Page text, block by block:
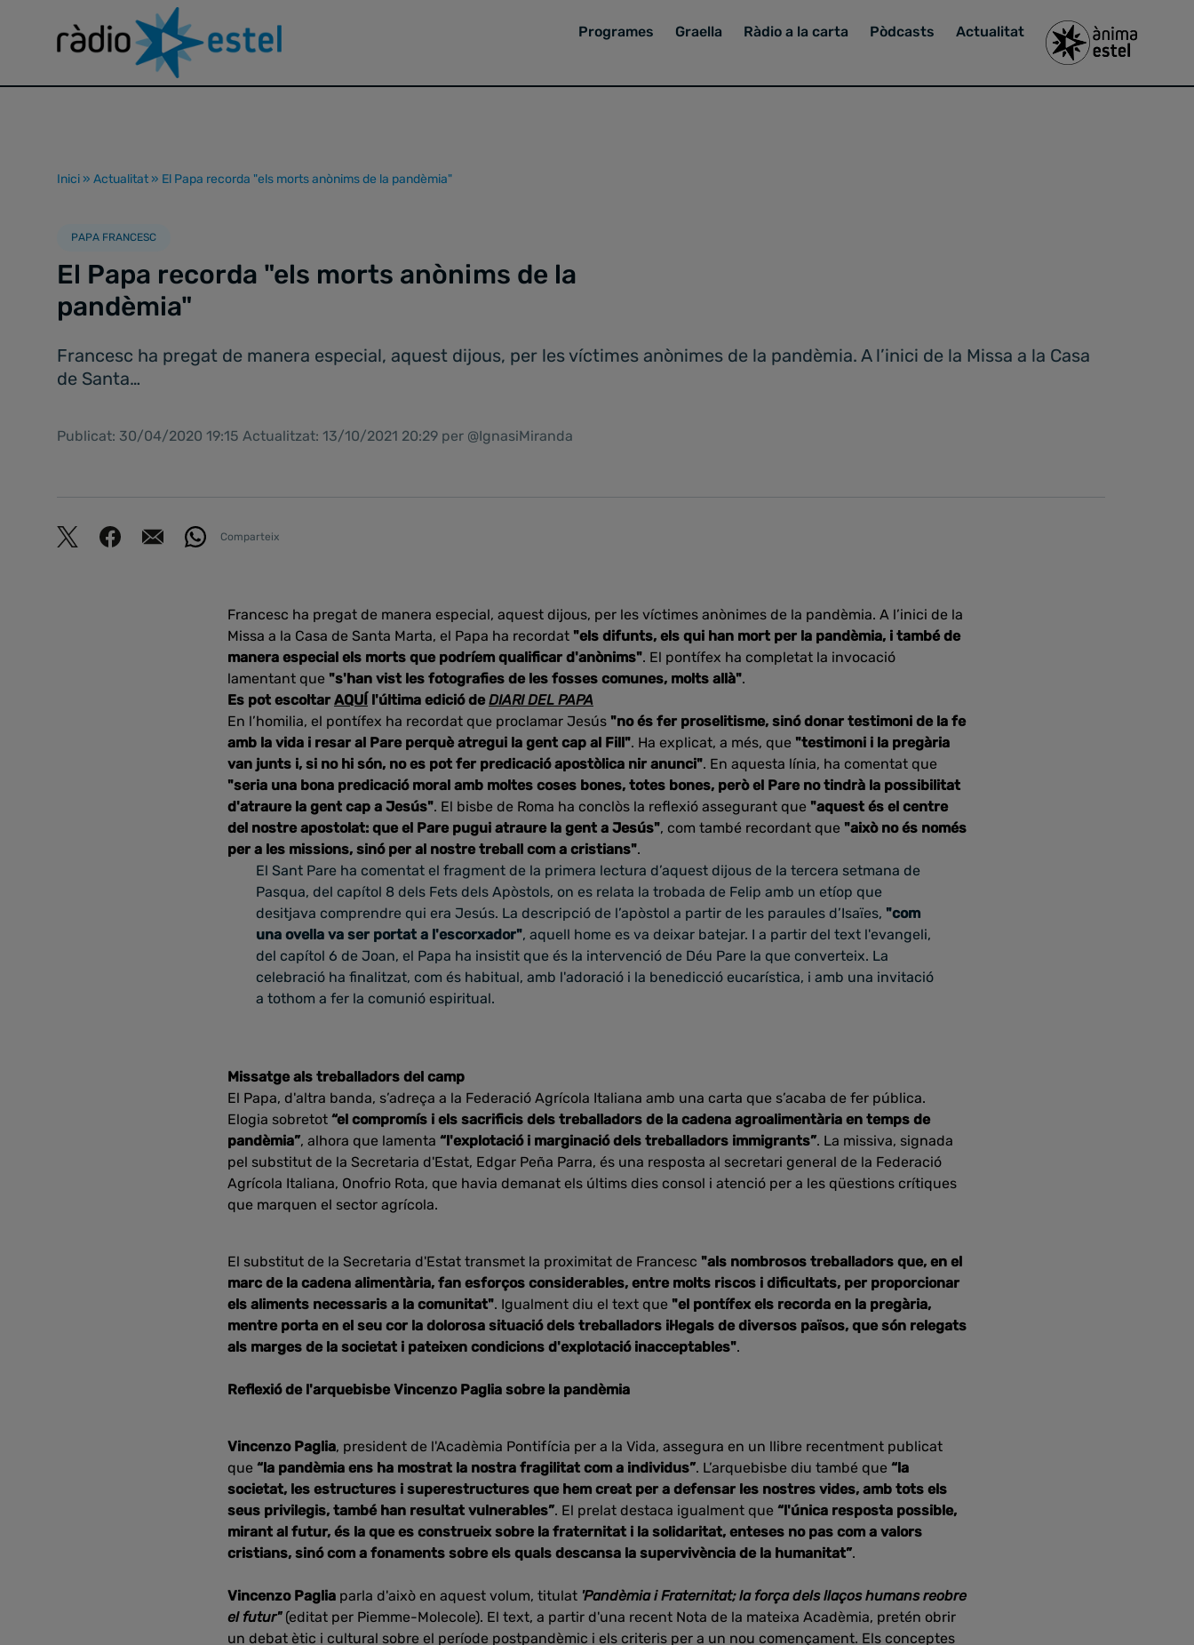
Programes Graella Ràdio a la carta Pòdcasts Actualitat
Inici » Actualitat » El Papa recorda "els morts anònims de la pandèmia"
PAPA FRANCESC
El Papa recorda "els morts anònims de la
pandèmia"
Francesc ha pregat de manera especial, aquest dijous, per les víctimes anònimes de la pandèmia. A l’inici de la Missa a la Casa
de Santa…
Publicat: 30/04/2020 19:15 Actualitzat: 13/10/2021 20:29 per @IgnasiMiranda
Comparteix
Francesc ha pregat de manera especial, aquest dijous, per les víctimes anònimes de la pandèmia. A l’inici de la
Missa a la Casa de Santa Marta, el Papa ha recordat "els difunts, els qui han mort per la pandèmia, i també de
manera especial els morts que podríem qualificar d'anònims". El pontífex ha completat la invocació
lamentant que "s'han vist les fotografies de les fosses comunes, molts allà".
Es pot escoltar AQUÍ l'última edició deDIARI DEL PAPA
En l’homilia, el pontífex ha recordat que proclamar Jesús "no és fer proselitisme, sinó donar testimoni de la fe
amb la vida i resar al Pare perquè atregui la gent cap al Fill". Ha explicat, a més, que "testimoni i la pregària
van junts i, si no hi són, no es pot fer predicació apostòlica nir anunci". En aquesta línia, ha comentat que
"seria una bona predicació moral amb moltes coses bones, totes bones, però el Pare no tindrà la possibilitat
d'atraure la gent cap a Jesús". El bisbe de Roma ha conclòs la reflexió assegurant que "aquest és el centre
del nostre apostolat: que el Pare pugui atraure la gent a Jesús", com també recordant que "això no és només
per a les missions, sinó per al nostre treball com a cristians".
El Sant Pare ha comentat el fragment de la primera lectura d’aquest dijous de la tercera setmana de
Pasqua, del capítol 8 dels Fets dels Apòstols, on es relata la trobada de Felip amb un etíop que
desitjava comprendre qui era Jesús. La descripció de l’apòstol a partir de les paraules d’Isaïes, "com
una ovella va ser portat a l'escorxador", aquell home es va deixar batejar. I a partir del text l'evangeli,
del capítol 6 de Joan, el Papa ha insistit que és la intervenció de Déu Pare la que converteix. La
celebració ha finalitzat, com és habitual, amb l'adoració i la benedicció eucarística, i amb una invitació
a tothom a fer la comunió espiritual.
Missatge als treballadors del camp
El Papa, d'altra banda, s’adreça a la Federació Agrícola Italiana amb una carta que s’acaba de fer pública.
Elogia sobretot “el compromís i els sacrificis dels treballadors de la cadena agroalimentària en temps de
pandèmia”, alhora que lamenta “l'explotació i marginació dels treballadors immigrants”. La missiva, signada
pel substitut de la Secretaria d'Estat, Edgar Peña Parra, és una resposta al secretari general de la Federació
Agrícola Italiana, Onofrio Rota, que havia demanat els últims dies consol i atenció per a les qüestions crítiques
que marquen el sector agrícola.
El substitut de la Secretaria d'Estat transmet la proximitat de Francesc "als nombrosos treballadors que, en el
marc de la cadena alimentària, fan esforços considerables, entre molts riscos i dificultats, per proporcionar
els aliments necessaris a la comunitat". Igualment diu el text que "el pontífex els recorda en la pregària,
mentre porta en el seu cor la dolorosa situació dels treballadors il·legals de diversos països, que són relegats
als marges de la societat i pateixen condicions d'explotació inacceptables".
Reflexió de l'arquebisbe Vincenzo Paglia sobre la pandèmia
Vincenzo Paglia, president de l'Acadèmia Pontifícia per a la Vida, assegura en un llibre recentment publicat
que “la pandèmia ens ha mostrat la nostra fragilitat com a individus”. L’arquebisbe diu també que “la
societat, les estructures i superestructures que hem creat per a defensar les nostres vides, amb tots els
seus privilegis, també han resultat vulnerables”. El prelat destaca igualment que “l'única resposta possible,
mirant al futur, és la que es construeix sobre la fraternitat i la solidaritat, enteses no pas com a valors
cristians, sinó com a fonaments sobre els quals descansa la supervivència de la humanitat”.
Vincenzo Paglia parla d'això en aquest volum, titulat 'Pandèmia i Fraternitat; la força dels llaços humans reobre
el futur"(editat per Piemme-Molecole). El text, a partir d'una recent Nota de la mateixa Acadèmia, pretén obrir
un debat ètic i cultural sobre el període postpandèmic i els criteris per a un nou començament. Els conceptes